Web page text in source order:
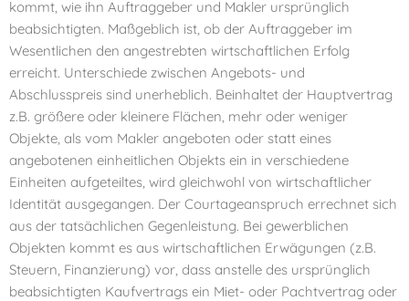
kommt, wie ihn Auftraggeber und Makler ursprünglich
beabsichtigten. Maßgeblich ist, ob der Auftraggeber im
Wesentlichen den angestrebten wirtschaftlichen Erfolg
erreicht. Unterschiede zwischen Angebots- und
Abschlusspreis sind unerheblich. Beinhaltet der Hauptvertrag
z.B. größere oder kleinere Flächen, mehr oder weniger
Objekte, als vom Makler angeboten oder statt eines
angebotenen einheitlichen Objekts ein in verschiedene
Einheiten aufgeteiltes, wird gleichwohl von wirtschaftlicher
Identität ausgegangen. Der Courtageanspruch errechnet sich
aus der tatsächlichen Gegenleistung. Bei gewerblichen
Objekten kommt es aus wirtschaftlichen Erwägungen (z.B.
Steuern, Finanzierung) vor, dass anstelle des ursprünglich
beabsichtigten Kaufvertrags ein Miet- oder Pachtvertrag oder